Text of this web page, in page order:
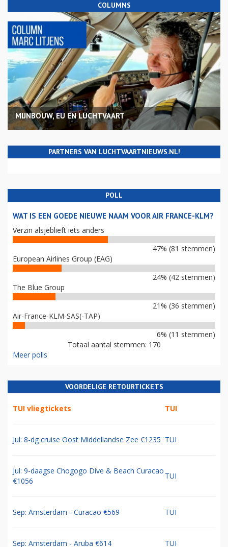
COLUMNS
MIJNBOUW, EU EN LUCHTVAART
PARTNERS VAN LUCHTVAARTNIEUWS.NL!
POLL
WAT IS EEN GOEDE NIEUWE NAAM VOOR AIR FRANCE-KLM?
Verzin alsjeblieft iets anders
47% (81 stemmen)
European Airlines Group (EAG)
24% (42 stemmen)
The Blue Group
21% (36 stemmen)
Air-France-KLM-SAS(-TAP)
6% (11 stemmen)
Totaal aantal stemmen: 170
Meer polls
VOORDELIGE RETOURTICKETS
TUI vliegtickets TUI
Jul: 8-dg cruise Oost Middellandse Zee €1235 TUI
Jul: 9-daagse Chogogo Dive & Beach Curacao
€1056
TUI
Sep: Amsterdam - Curacao €569 TUI
Sep: Amsterdam - Aruba €614 TUI